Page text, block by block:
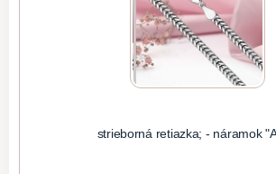
strieborná retiazka; - náramok